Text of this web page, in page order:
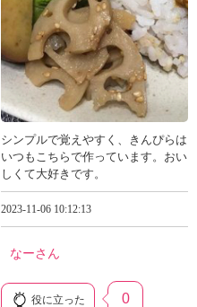
シンプルで覚えやすく、きんぴらは
いつもこちらで作っています。おい
しくて大好きです。
2023-11-06 10:12:13
なーさん
役に立った 0